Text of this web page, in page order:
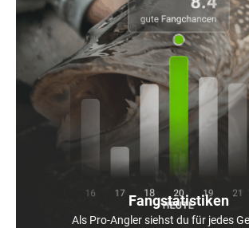
Fangstatistiken
Als Pro-Angler siehst du für jedes